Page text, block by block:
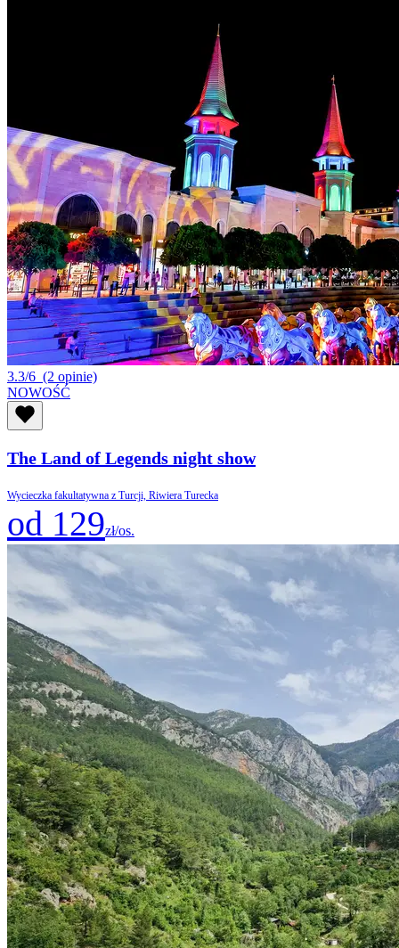
3.3/6 (2 opinie)
NOWOŚĆ
The Land of Legends night show
Wycieczka fakultatywna z Turcji, Riwiera Turecka
od 129zł/os.